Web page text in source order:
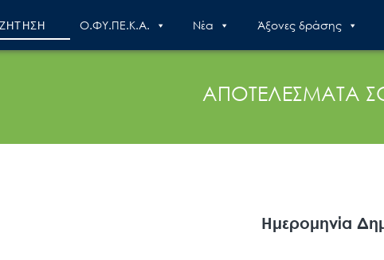
Ο.ΦΥ.ΠΕ.Κ.Α. Nέα Άξονες δράσης
ΑΠΟΤΕΛΕΣΜΑΤΑ
Ημερομηνία